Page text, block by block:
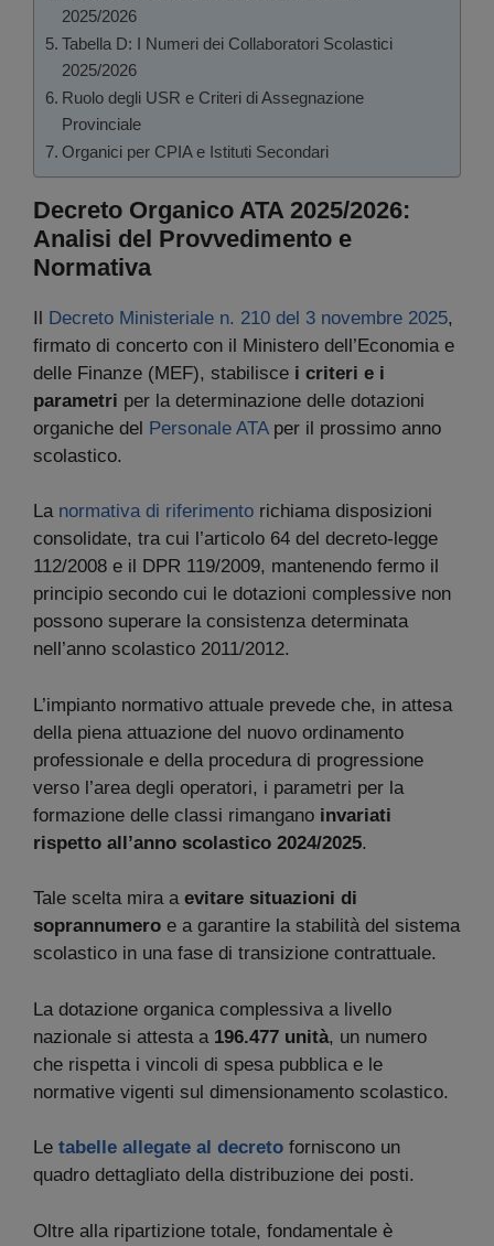
2025/2026
Tabella D: I Numeri dei Collaboratori Scolastici
2025/2026
Ruolo degli USR e Criteri di Assegnazione
Provinciale
Organici per CPIA e Istituti Secondari
Decreto Organico ATA 2025/2026:
Analisi del Provvedimento e
Normativa
Il Decreto Ministeriale n. 210 del 3 novembre 2025,
firmato di concerto con il Ministero dell’Economia e
delle Finanze (MEF), stabilisce i criteri e i
parametri per la determinazione delle dotazioni
organiche del Personale ATAper il prossimo anno
scolastico.
La normativa di riferimento richiama disposizioni
consolidate, tra cui l’articolo 64 del decreto-legge
112/2008 e il DPR 119/2009, mantenendo fermo il
principio secondo cui le dotazioni complessive non
possono superare la consistenza determinata
nell’anno scolastico 2011/2012.
L’impianto normativo attuale prevede che, in attesa
della piena attuazione del nuovo ordinamento
professionale e della procedura di progressione
verso l’area degli operatori, i parametri per la
formazione delle classi rimangano invariati
rispetto all’anno scolastico 2024/2025.
Tale scelta mira a evitare situazioni di
soprannumero e a garantire la stabilità del sistema
scolastico in una fase di transizione contrattuale.
La dotazione organica complessiva a livello
nazionale si attesta a 196.477 unità, un numero
che rispetta i vincoli di spesa pubblica e le
normative vigenti sul dimensionamento scolastico.
Le tabelle allegate al decreto forniscono un
quadro dettagliato della distribuzione dei posti.
Oltre alla ripartizione totale, fondamentale è